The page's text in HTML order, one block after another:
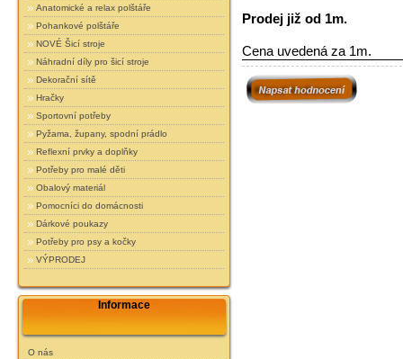
Anatomické a relax polštáře
Pohankové polštáře
NOVÉ Šicí stroje
Náhradní díly pro šicí stroje
Dekorační sítě
Hračky
Sportovní potřeby
Pyžama, župany, spodní prádlo
Reflexní prvky a doplňky
Potřeby pro malé děti
Obalový materiál
Pomocníci do domácnosti
Dárkové poukazy
Potřeby pro psy a kočky
VÝPRODEJ
Informace
O nás
Prodej již od 1m.
Cena uvedená za 1m.